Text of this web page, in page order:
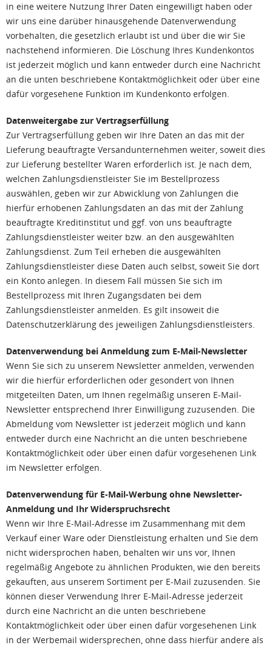
in eine weitere Nutzung Ihrer Daten eingewilligt haben oder
wir uns eine darüber hinausgehende Datenverwendung
vorbehalten, die gesetzlich erlaubt ist und über die wir Sie
nachstehend informieren. Die Löschung Ihres Kundenkontos
ist jederzeit möglich und kann entweder durch eine Nachricht
an die unten beschriebene Kontaktmöglichkeit oder über eine
dafür vorgesehene Funktion im Kundenkonto erfolgen.
Datenweitergabe zur Vertragserfüllung
Zur Vertragserfüllung geben wir Ihre Daten an das mit der
Lieferung beauftragte Versandunternehmen weiter, soweit dies
zur Lieferung bestellter Waren erforderlich ist. Je nach dem,
welchen Zahlungsdienstleister Sie im Bestellprozess
auswählen, geben wir zur Abwicklung von Zahlungen die
hierfür erhobenen Zahlungsdaten an das mit der Zahlung
beauftragte Kreditinstitut und ggf. von uns beauftragte
Zahlungsdienstleister weiter bzw. an den ausgewählten
Zahlungsdienst. Zum Teil erheben die ausgewählten
Zahlungsdienstleister diese Daten auch selbst, soweit Sie dort
ein Konto anlegen. In diesem Fall müssen Sie sich im
Bestellprozess mit Ihren Zugangsdaten bei dem
Zahlungsdienstleister anmelden. Es gilt insoweit die
Datenschutzerklärung des jeweiligen Zahlungsdienstleisters.
Datenverwendung bei Anmeldung zum E-Mail-Newsletter
Wenn Sie sich zu unserem Newsletter anmelden, verwenden
wir die hierfür erforderlichen oder gesondert von Ihnen
mitgeteilten Daten, um Ihnen regelmäßig unseren E-Mail-
Newsletter entsprechend Ihrer Einwilligung zuzusenden. Die
Abmeldung vom Newsletter ist jederzeit möglich und kann
entweder durch eine Nachricht an die unten beschriebene
Kontaktmöglichkeit oder über einen dafür vorgesehenen Link
im Newsletter erfolgen.
Datenverwendung für E-Mail-Werbung ohne Newsletter-
Anmeldung und Ihr Widerspruchsrecht
Wenn wir Ihre E-Mail-Adresse im Zusammenhang mit dem
Verkauf einer Ware oder Dienstleistung erhalten und Sie dem
nicht widersprochen haben, behalten wir uns vor, Ihnen
regelmäßig Angebote zu ähnlichen Produkten, wie den bereits
gekauften, aus unserem Sortiment per E-Mail zuzusenden. Sie
können dieser Verwendung Ihrer E-Mail-Adresse jederzeit
durch eine Nachricht an die unten beschriebene
Kontaktmöglichkeit oder über einen dafür vorgesehenen Link
in der Werbemail widersprechen, ohne dass hierfür andere als